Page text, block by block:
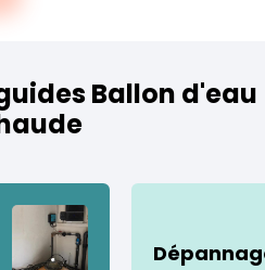
Ballon d'eau